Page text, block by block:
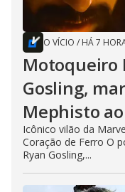
O VÍCIO / HÁ 7
Motoqueiro
Gosling,
Mephisto
Icônico vilão da
Coração de Ferro O
Ryan Gosling,...